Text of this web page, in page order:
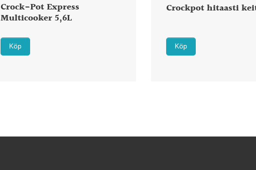
Crock-Pot Express
Multicooker 5,6L
Köp
Crockpot hitaasti
Köp